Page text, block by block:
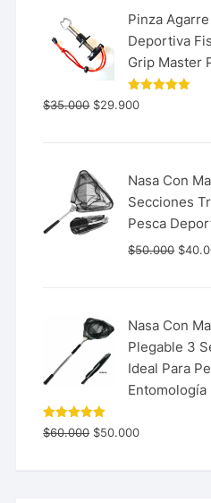
Pinza
Deportiva
Grip Master
Valorado
con
$35.000 $29.900
Nasa Con
Secciones
Pesca
$50.000 $
Nasa Con
Plegable 3
Ideal Para
Entomología
Valorado
con 5.00
$60.000 $50.000